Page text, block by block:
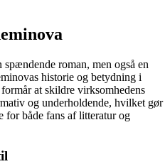
roman, men også en
historie og betydning i
at skildre virksomhedens
og underholdende, hvilket gør
for både fans af litteratur og